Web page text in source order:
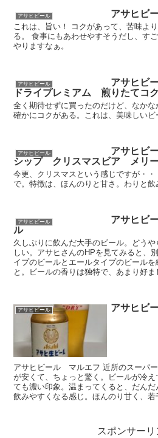
アサヒビール アサヒビ
これは、旨い！ コクがあって、苦味よ
る。 食事にもあわせやすそうだし、す
やりますなぁ。
アサヒビール
アサヒビ
ドライプレミアム 煎りたてコ
全く期待せずに買ったのだけど、なかな
確かにコクがある。これは、美味しいビ
アサヒビール
アサヒビ
シップ クリスマスビア メリ
今更、クリスマスという感じですが・
で。特徴は、ほんのりと甘さ。わりと飲
アサヒビール
アサヒビ
ル
久しぶりに飲んだ大手のビール。どう
しい。アサヒさんのHPを見てみると、
イプのビールとエールタイプのビール
と。ビールの香りは独特で、あまり好
アサヒビール アサヒビ
アサヒビール マルエフ 近所のスーパ
が安くて、ちょっと驚く。ビールが冷
ても濃い印象。温まってくると、だんだ
飲みやすくなる感じ。ほんのり甘く、若
スポンサーリ